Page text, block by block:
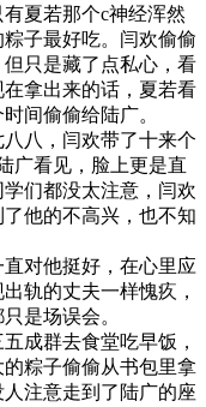
夏若那个c神经浑然
子最好吃。闫欢偷偷
只是藏了点私心，看
拿出来的话，夏若看
间偷偷给陆广。
八，闫欢带了十来个
广看见，脸上更是直
们都没太注意，闫欢
他的不高兴，也不知
对他挺好，在心里应
轨的丈夫一样愧疚，
是场误会。
成群去食堂吃早饭，
粽子偷偷从书包里拿
注意走到了陆广的座